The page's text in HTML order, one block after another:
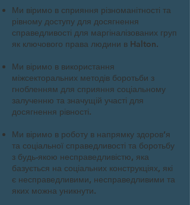
Ми віримо в сприяння різноманітності та
рівному доступу для досягнення
справедливості для маргіналізованих груп
як ключового права людини в Halton.
Ми віримо в використання
міжсекторальних методів боротьби з
гнобленням для сприяння соціальному
залученню та значущій участі для
досягнення рівності.
Ми віримо в роботу в напрямку здоров’я
та соціальної справедливості та боротьбу
з будь-якою несправедливістю, яка
базується на соціальних конструкціях, які
є несправедливими, несправедливими та
яких можна уникнути.